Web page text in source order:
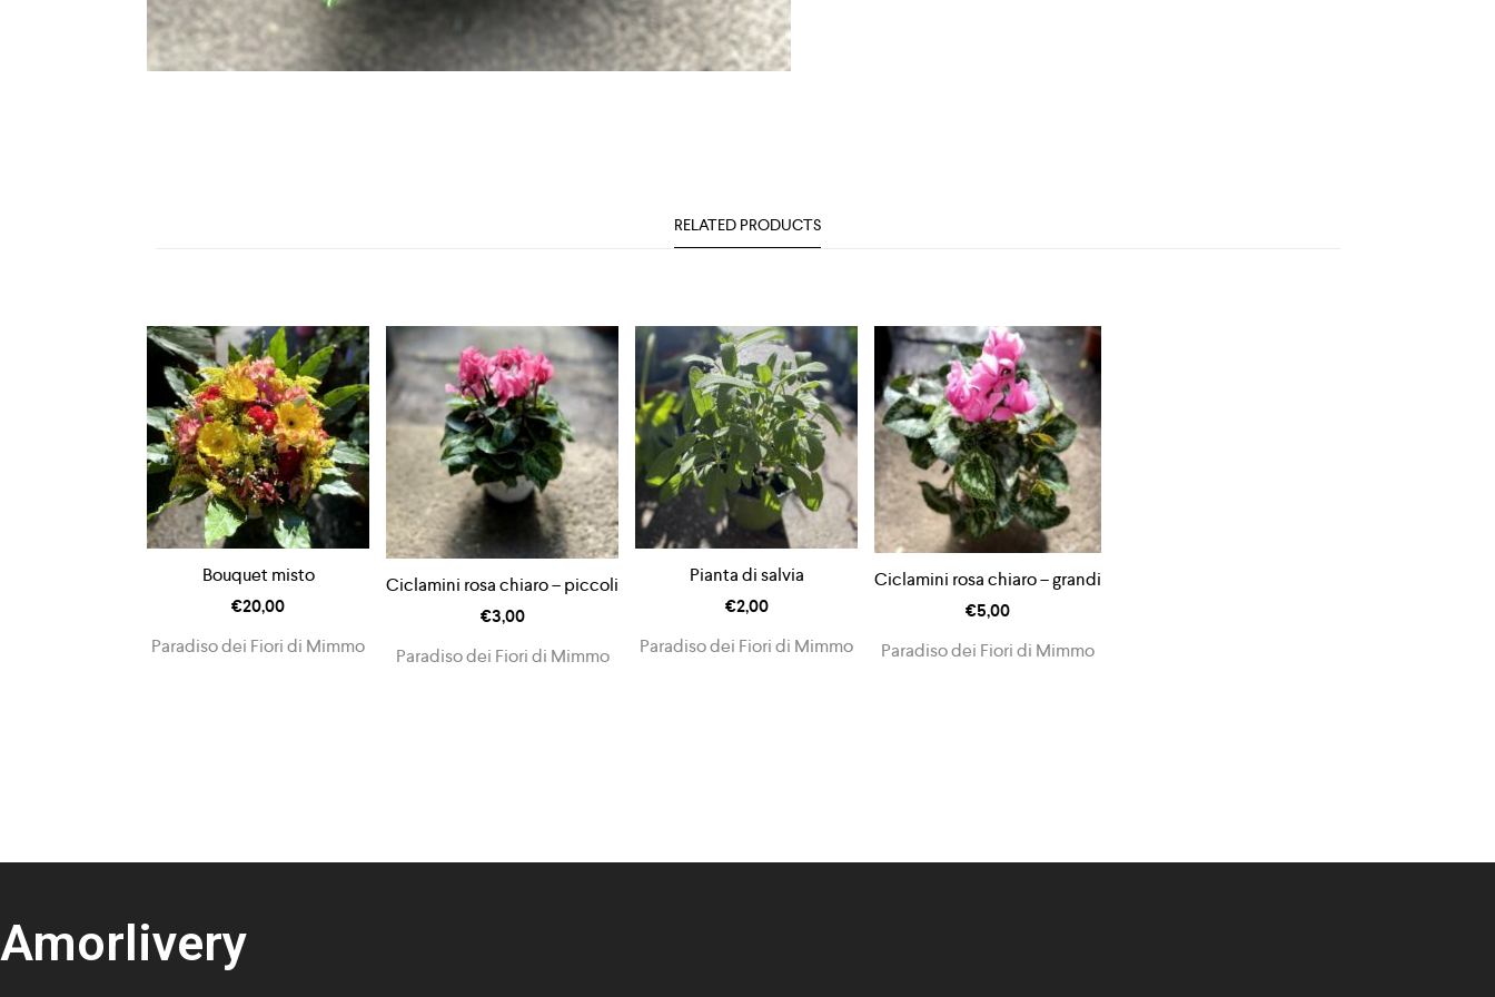
RELATED PRODUCTS
Bouquet misto
€20,00
Paradiso dei Fiori di Mimmo
Ciclamini rosa chiaro – piccoli
€3,00
Paradiso dei Fiori di Mimmo
Pianta di salvia
€2,00
Paradiso dei Fiori di Mimmo
Ciclamini rosa chiaro – grandi
€5,00
Paradiso dei Fiori di Mimmo
Amorlivery